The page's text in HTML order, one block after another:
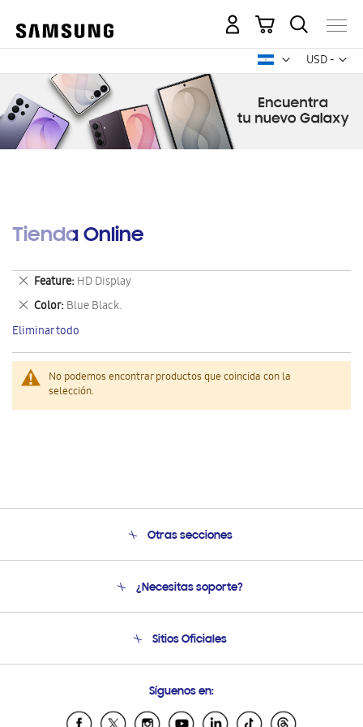
USD -
dólar
Mi carrito
Tienda Online
No podemos encontrar productos que coincida con la
selección.
Feature HD Display
Eliminar
este
artículo
Color Blue Black.
Eliminar
este
artículo
Eliminar todo
Otras secciones
Soporte
¿Necesitas soporte?
Soporte vía eMail
Sitios Oficiales
Samsung Ecuador
Síguenos en: